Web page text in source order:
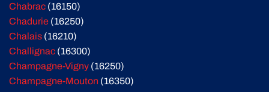
Chabrac (16150)
Chadurie (16250)
Chalais (16210)
Challignac (16300)
Champagne-Vigny (16250)
Champagne-Mouton (16350)